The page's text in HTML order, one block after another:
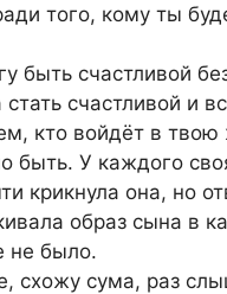
того, кому ты
быть счастливой
стать счастливой и
кто войдёт в
быть. У каждого
крикнула она, но
образ сына в
не было.
схожу сума, раз